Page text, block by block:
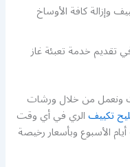
وإزالة كافة الأوساخ
تقديم خدمة تعبئة غاز
ونعمل من خلال ورشات
تكييفالري في أي وقت
24 ساعة وطيلة أيام الأسبوع وبأسعار رخيصة